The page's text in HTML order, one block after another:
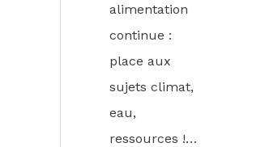
alimentation
continue :
place aux
sujets climat,
eau,
ressources !…